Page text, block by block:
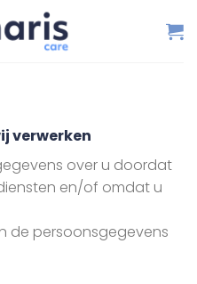
verwerken
over u doordat
en/of omdat u
de persoonsgegevens